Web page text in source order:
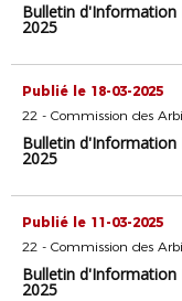
Bulletin d'Information
2025
Publié le 18-03-2025
22 - Commission des
Bulletin d'Information
2025
Publié le 11-03-2025
22 - Commission des
Bulletin d'Information
2025